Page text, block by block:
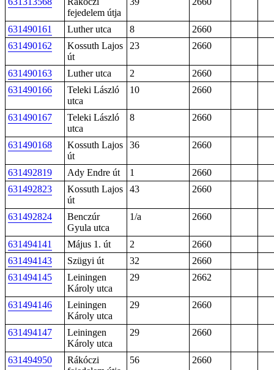
fejedelem útja
631490161 Luther utca 8
2660
631490162
Kossuth Lajos
út
23 2660
631490163 Luther utca 2
2660
631490166
Teleki László
utca
10 2660
631490167
Teleki László
utca
8 2660
631490168
Kossuth Lajos
út
36 2660
631492819 Ady Endre út 1
2660
631492823
Kossuth Lajos
út
43 2660
631492824
Benczúr
Gyula utca
1/a 2660
631494141 Május 1. út 2
2660
631494143
Szügyi út 32
2660
631494145
Leiningen
Károly utca
29 2662
631494146
Leiningen
Károly utca
29 2660
631494147
Leiningen
Károly utca
29 2660
631494950
Rákóczi
56 2660